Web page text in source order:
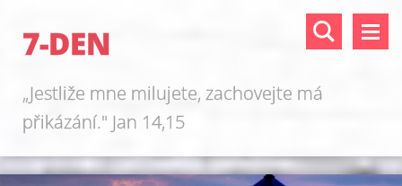
7-DEN
„Jestliže mne milujete, zachovejte má
přikázání." Jan 14,15